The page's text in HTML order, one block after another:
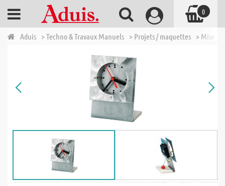
Aduis > Techno & Travaux Manuels > Projets / maquettes > Mise
0